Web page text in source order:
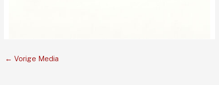
← Vorige Media